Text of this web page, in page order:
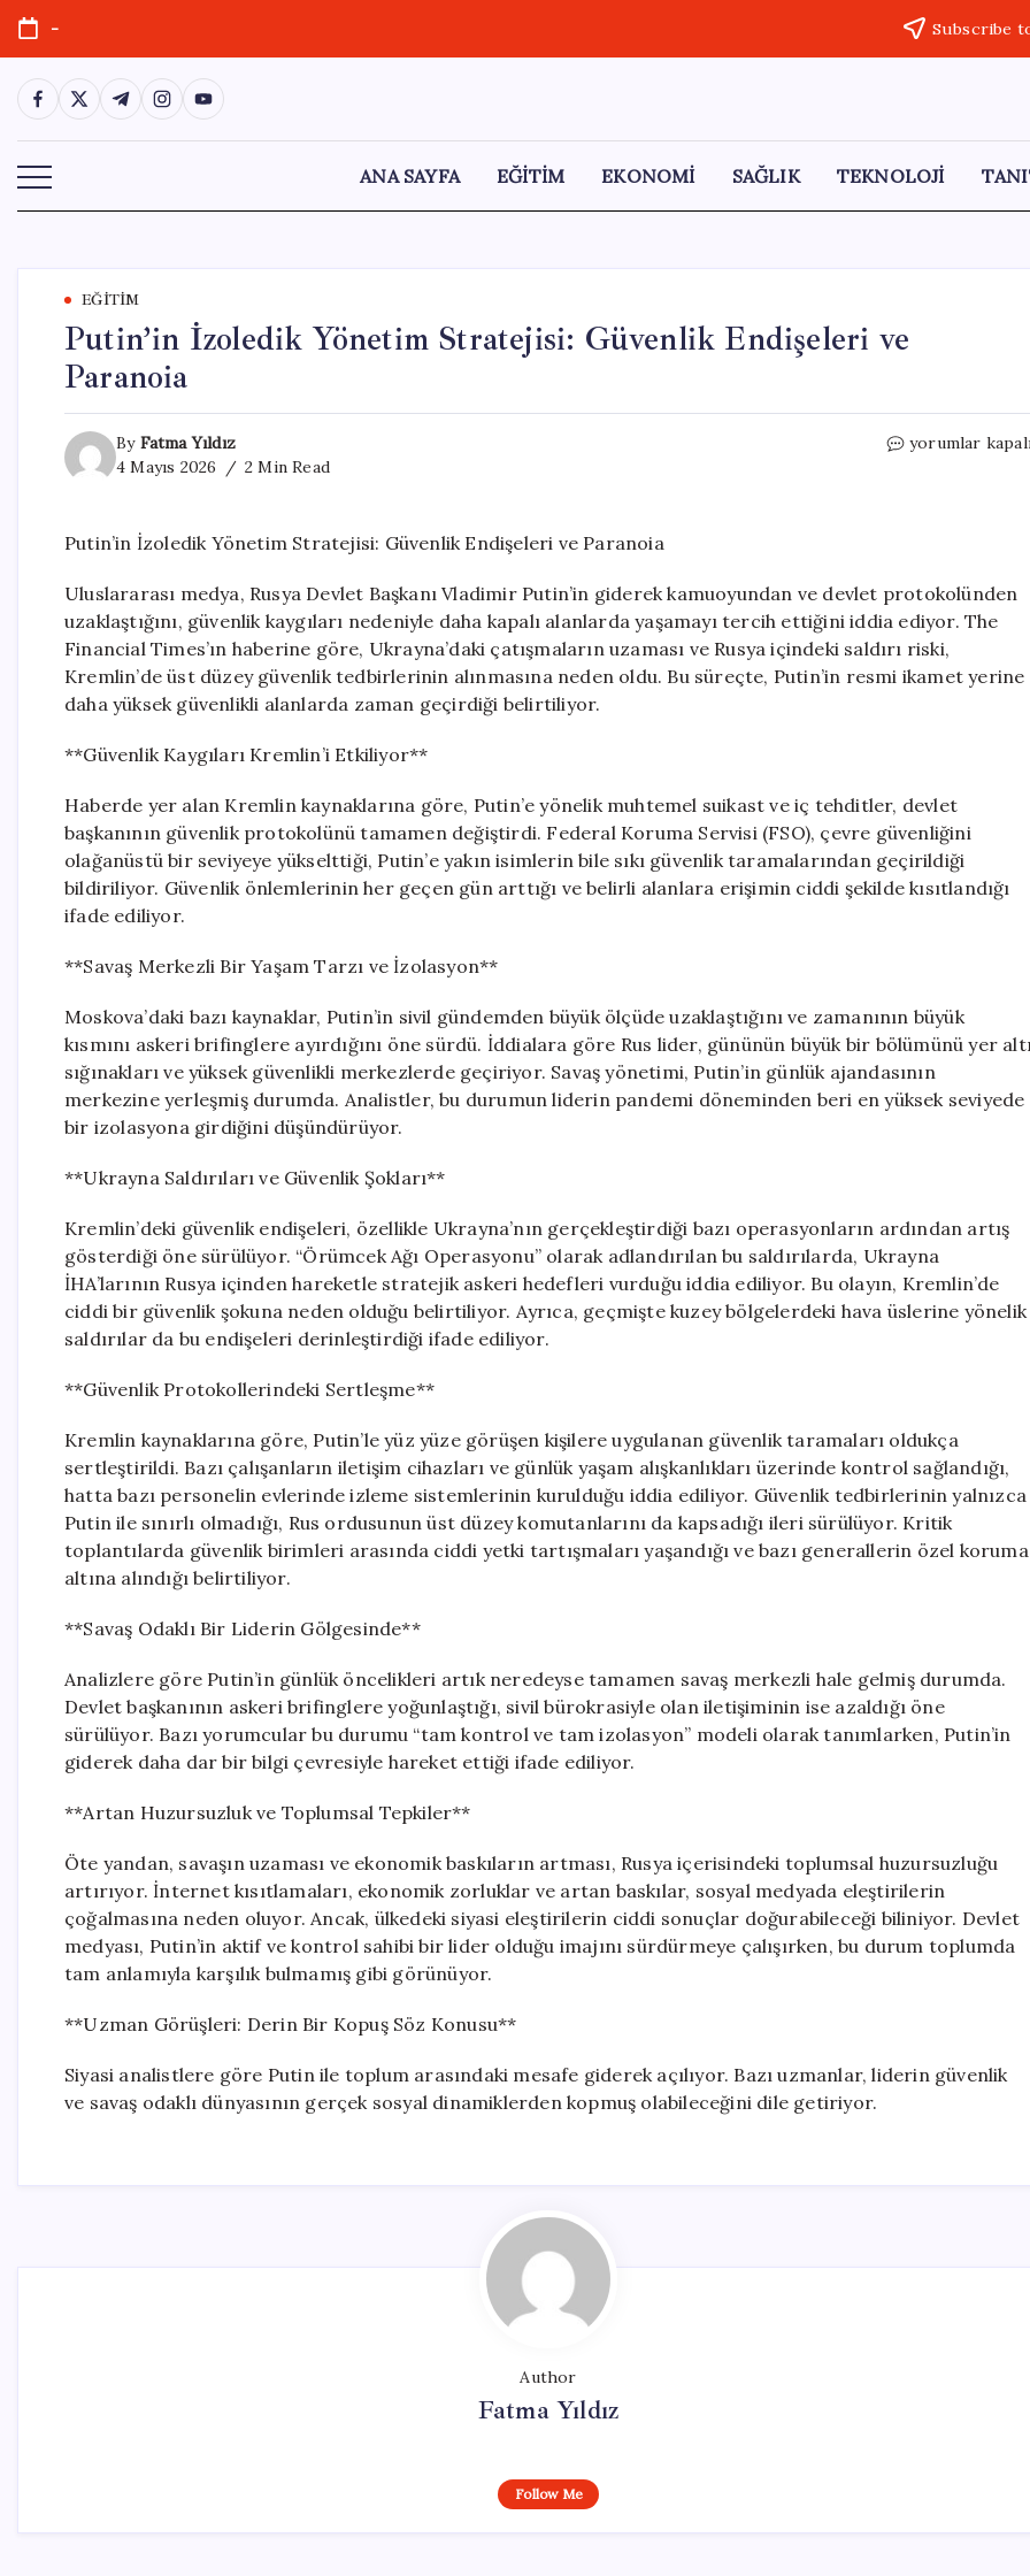
Skip
content
- Subscribe
https://www.facebook.com/
https://twitter.com/
https://t.me/
https://www.instagram.com/
https://youtube.com/
ANA SAYFA EĞİTİM EKONOMİ SAĞLIK TEKNOLOJİ
EĞITIM
Putin’in İzoledik Yönetim Stratejisi: Güvenlik Endişeleri ve
Paranoia
By Fatma Yıldız
4 Mayıs 2026
2 Min Read
Putin’in
ve
Paranoia
için
yorumlar
Putin’in İzoledik Yönetim Stratejisi: Güvenlik Endişeleri ve Paranoia
Uluslararası medya, Rusya Devlet Başkanı Vladimir Putin’in giderek kamuoyundan ve devlet protokolünden
uzaklaştığını, güvenlik kaygıları nedeniyle daha kapalı alanlarda yaşamayı tercih ettiğini iddia ediyor. The
Financial Times’ın haberine göre, Ukrayna’daki çatışmaların uzaması ve Rusya içindeki saldırı riski,
Kremlin’de üst düzey güvenlik tedbirlerinin alınmasına neden oldu. Bu süreçte, Putin’in resmi ikamet yerine
daha yüksek güvenlikli alanlarda zaman geçirdiği belirtiliyor.
**Güvenlik Kaygıları Kremlin’i Etkiliyor**
Haberde yer alan Kremlin kaynaklarına göre, Putin’e yönelik muhtemel suikast ve iç tehditler, devlet
başkanının güvenlik protokolünü tamamen değiştirdi. Federal Koruma Servisi (FSO), çevre güvenliğini
olağanüstü bir seviyeye yükselttiği, Putin’e yakın isimlerin bile sıkı güvenlik taramalarından geçirildiği
bildiriliyor. Güvenlik önlemlerinin her geçen gün arttığı ve belirli alanlara erişimin ciddi şekilde kısıtlandığı
ifade ediliyor.
**Savaş Merkezli Bir Yaşam Tarzı ve İzolasyon**
Moskova’daki bazı kaynaklar, Putin’in sivil gündemden büyük ölçüde uzaklaştığını ve zamanının büyük
kısmını askeri brifinglere ayırdığını öne sürdü. İddialara göre Rus lider, gününün büyük bir bölümünü yer
sığınakları ve yüksek güvenlikli merkezlerde geçiriyor. Savaş yönetimi, Putin’in günlük ajandasının
merkezine yerleşmiş durumda. Analistler, bu durumun liderin pandemi döneminden beri en yüksek seviyede
bir izolasyona girdiğini düşündürüyor.
**Ukrayna Saldırıları ve Güvenlik Şokları**
Kremlin’deki güvenlik endişeleri, özellikle Ukrayna’nın gerçekleştirdiği bazı operasyonların ardından artış
gösterdiği öne sürülüyor. “Örümcek Ağı Operasyonu” olarak adlandırılan bu saldırılarda, Ukrayna
İHA’larının Rusya içinden hareketle stratejik askeri hedefleri vurduğu iddia ediliyor. Bu olayın, Kremlin’de
ciddi bir güvenlik şokuna neden olduğu belirtiliyor. Ayrıca, geçmişte kuzey bölgelerdeki hava üslerine yönelik
saldırılar da bu endişeleri derinleştirdiği ifade ediliyor.
**Güvenlik Protokollerindeki Sertleşme**
Kremlin kaynaklarına göre, Putin’le yüz yüze görüşen kişilere uygulanan güvenlik taramaları oldukça
sertleştirildi. Bazı çalışanların iletişim cihazları ve günlük yaşam alışkanlıkları üzerinde kontrol sağlandığı,
hatta bazı personelin evlerinde izleme sistemlerinin kurulduğu iddia ediliyor. Güvenlik tedbirlerinin yalnızca
Putin ile sınırlı olmadığı, Rus ordusunun üst düzey komutanlarını da kapsadığı ileri sürülüyor. Kritik
toplantılarda güvenlik birimleri arasında ciddi yetki tartışmaları yaşandığı ve bazı generallerin özel koruma
altına alındığı belirtiliyor.
**Savaş Odaklı Bir Liderin Gölgesinde**
Analizlere göre Putin’in günlük öncelikleri artık neredeyse tamamen savaş merkezli hale gelmiş durumda.
Devlet başkanının askeri brifinglere yoğunlaştığı, sivil bürokrasiyle olan iletişiminin ise azaldığı öne
sürülüyor. Bazı yorumcular bu durumu “tam kontrol ve tam izolasyon” modeli olarak tanımlarken, Putin’in
giderek daha dar bir bilgi çevresiyle hareket ettiği ifade ediliyor.
**Artan Huzursuzluk ve Toplumsal Tepkiler**
Öte yandan, savaşın uzaması ve ekonomik baskıların artması, Rusya içerisindeki toplumsal huzursuzluğu
artırıyor. İnternet kısıtlamaları, ekonomik zorluklar ve artan baskılar, sosyal medyada eleştirilerin
çoğalmasına neden oluyor. Ancak, ülkedeki siyasi eleştirilerin ciddi sonuçlar doğurabileceği biliniyor. Devlet
medyası, Putin’in aktif ve kontrol sahibi bir lider olduğu imajını sürdürmeye çalışırken, bu durum toplumda
tam anlamıyla karşılık bulmamış gibi görünüyor.
**Uzman Görüşleri: Derin Bir Kopuş Söz Konusu**
Siyasi analistlere göre Putin ile toplum arasındaki mesafe giderek açılıyor. Bazı uzmanlar, liderin güvenlik
ve savaş odaklı dünyasının gerçek sosyal dinamiklerden kopmuş olabileceğini dile getiriyor.
Author
Fatma Yıldız
Follow Me